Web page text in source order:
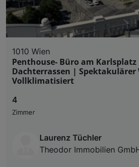
1010 Wien
Penthouse- Büro am Karlsplatz
Dachterrassen | Spektakulärer
Vollklimatisiert
4
Zimmer
Laurenz Tüchler
Theodor Immobilien